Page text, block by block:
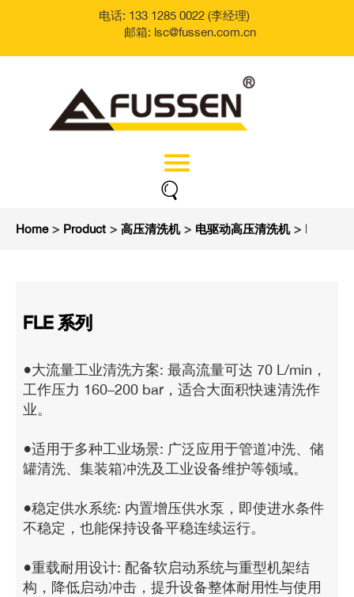
电话: 133 1285 0022 (李经理)
邮箱: lsc@fussen.com.cn
Home > Product > 高压清洗机 > 电驱动高压清洗机 > FLE 系列
FLE 系列
●大流量工业清洗方案: 最高流量可达 70 L/min，
工作压力 160–200 bar，适合大面积快速清洗作
业。
●适用于多种工业场景: 广泛应用于管道冲洗、储
罐清洗、集装箱冲洗及工业设备维护等领域。
●稳定供水系统: 内置增压供水泵，即使进水条件
不稳定，也能保持设备平稳连续运行。
●重载耐用设计: 配备软启动系统与重型机架结
构，降低启动冲击，提升设备整体耐用性与使用